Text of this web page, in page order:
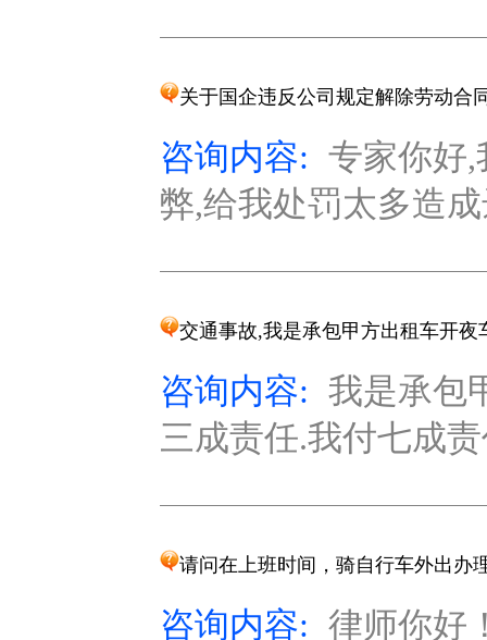
关于国企违反公司规定解除劳动合
咨询内容: 专家你好,
弊,给我处罚太多造
交通事故,我是承包甲方出租车开夜
咨询内容: 我是承包
三成责任.我付七成
请问在上班时间，骑自行车外出办
咨询内容: 律师你好